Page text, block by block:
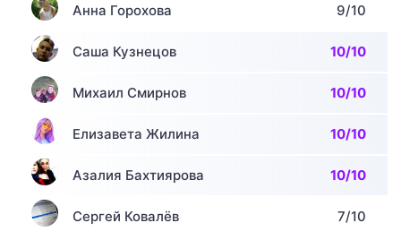
Анна Горохова 9/10
Саша Кузнецов 10/10
Михаил Смирнов 10/10
Елизавета Жилина 10/10
Азалия Бахтиярова 10/10
Сергей Ковалёв 7/10